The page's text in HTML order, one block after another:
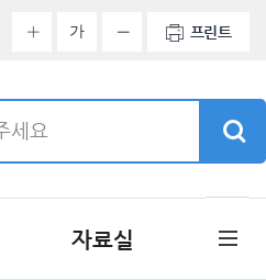
가 프린트
자료실